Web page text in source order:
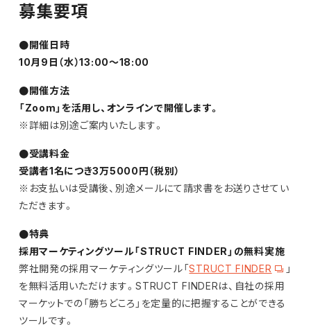
募集要項
●開催日時
10月9日（水）13:00〜18:00
●開催方法
「Zoom」を活用し、オンラインで開催します。
※詳細は別途ご案内いたします。
●受講料金
受講者1名につき3万5000円（税別）
※お支払いは受講後、別途メールにて請求書をお送りさせてい
ただきます。
●特典
採用マーケティングツール「STRUCT FINDER」の無料実施
弊社開発の採用マーケティングツール「STRUCT FINDER
」
を無料活用いただけます。STRUCT FINDERは、自社の採用
マーケットでの「勝ちどころ」を定量的に把握することができる
ツールです。